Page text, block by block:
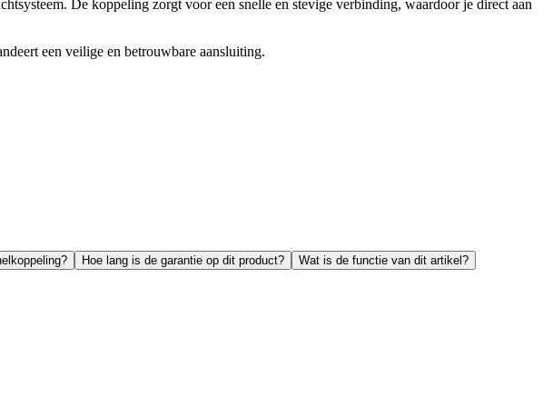
De koppeling zorgt voor een snelle en stevige verbinding, waardoor je direct aan
een veilige en betrouwbare aansluiting.
Hoe lang is de garantie op dit product?
Wat is de functie van dit artikel?